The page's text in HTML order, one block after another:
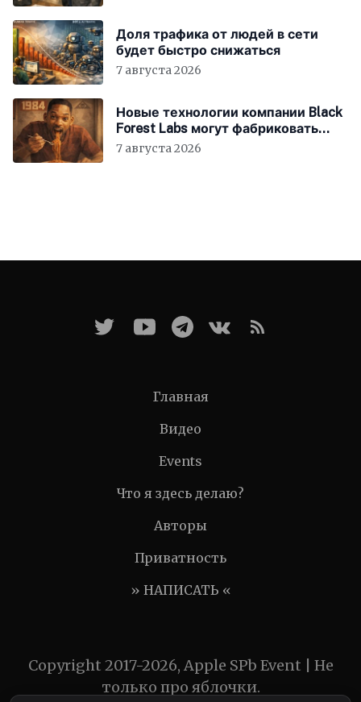
Доля трафика от людей в сети
будет быстро снижаться
7 августа 2026
Новые технологии компании Black
Forest Labs могут фабриковать
историю, как в «1984»
7 августа 2026
Главная
Видео
Events
Что я здесь делаю?
Авторы
Приватность
» НАПИСАТЬ «
Copyright 2017-2026, Apple SPb Event | Не
только про яблочки.